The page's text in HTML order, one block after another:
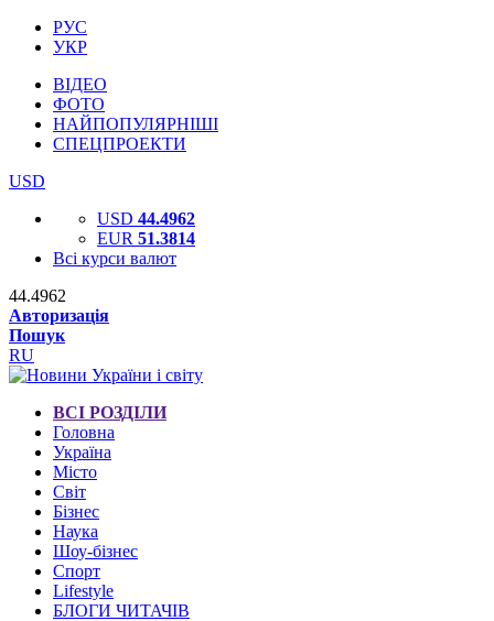
РУС
УКР
ВІДЕО
ФОТО
НАЙПОПУЛЯРНІШІ
СПЕЦПРОЕКТИ
USD
USD 44.4962
EUR 51.3814
Всі курси валют
44.4962
Авторизація
Пошук
RU
ВСІ РОЗДІЛИ
Головна
Україна
Місто
Світ
Бізнес
Наука
Шоу-бізнес
Спорт
Lifestyle
БЛОГИ ЧИТАЧІВ